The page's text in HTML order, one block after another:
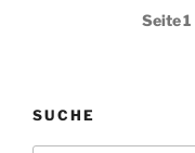
Seite1
SUCHE